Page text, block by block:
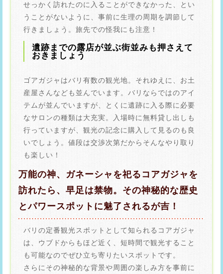
せっかく訪れたのに入ることができなかった、とい
うことがないように、事前に生理の周期を調節して
行きましょう。旅先での怪我にも注意！
遺跡までの露店が並ぶ街並みも押さえて
おきましょう
ゴアガジャはバリ有数の観光地。それゆえに、お土
産屋さんなども並んでいます。バリならではのアイ
テムが並んでいますが、とくに遺跡に入る際に必要
なサロンの種類は大充実。入場時に無料貸し出しも
行っていますが、観光の記念に購入して見るのも良
いでしょう。値段は交渉次第だからそんなやり取り
も楽しい！
万能の神、ガネーシャを祀るコアガジャを
訪れたら、早足は禁物。その神秘的な歴史
とパワースポットに魅了されるが吉！
バリの定番観光スポットとして知られるコアガジャ
は、ウブドからもほど近く、短時間で観光すること
も可能なのでぜひ立ち寄りたいスポットです。
さらにその神秘的な背景や周囲の楽しみ方を事前に